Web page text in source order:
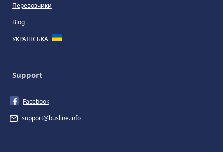
Перевозчики
Blog
УКРАЇНСЬКА
Support
Facebook
support@busline.info